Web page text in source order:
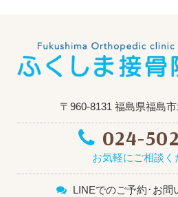
〒960-8131 福島県福島
024-
お気軽にご相談く
LINEでのご予約･お問